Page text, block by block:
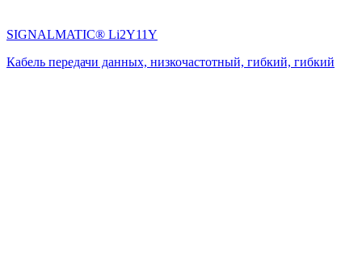
SIGNALMATIC® Li2Y11Y
Кабель передачи данных, низкочастотный, гибкий, гибкий